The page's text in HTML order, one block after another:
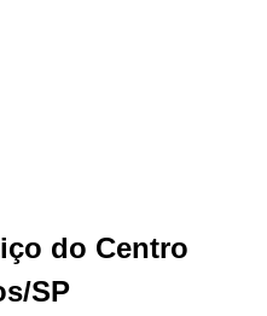
do Centro
SP